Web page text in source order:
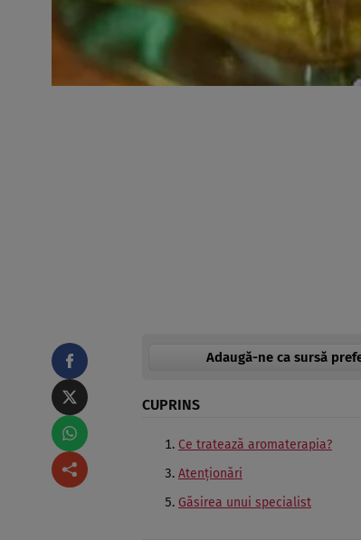
Adaugă-ne ca sursă
CUPRINS
Ce tratează aromaterapia?
Atenţionări
Găsirea unui specialist